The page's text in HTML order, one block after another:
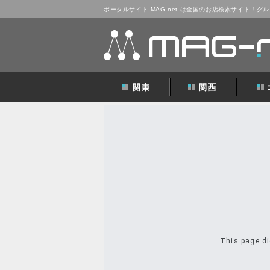
ポータルサイト MAG-net は全国のお店検索サイト！グ
This page